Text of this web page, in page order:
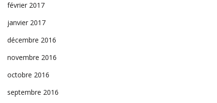
février 2017
janvier 2017
décembre 2016
novembre 2016
octobre 2016
septembre 2016